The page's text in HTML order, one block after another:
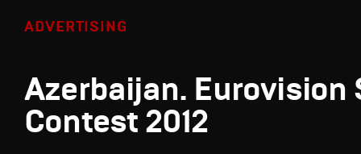
ADVERTISING
Azerbaijan. Eurovision
Contest 2012